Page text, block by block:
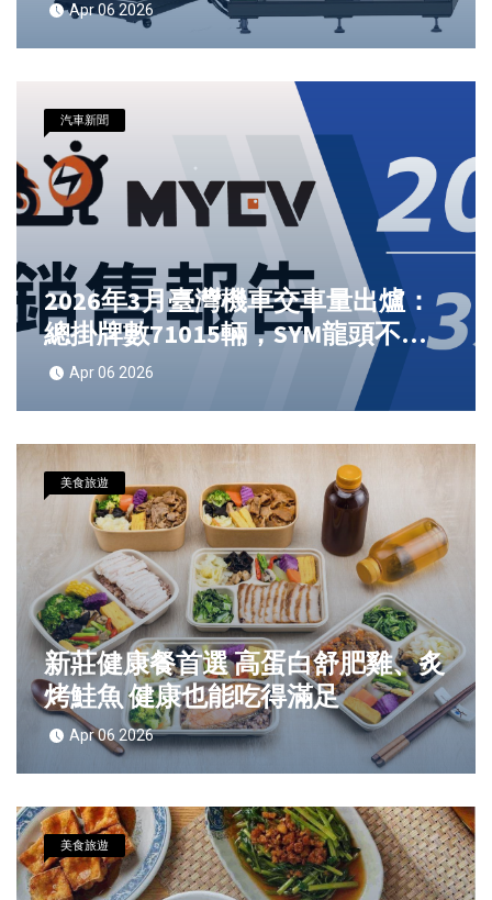
Apr 06 2026
汽車新聞
2026年3月臺灣機車交車量出爐：
總掛牌數71015輛，SYM龍頭不
變，Kymco新K1 150登頂銷售冠
軍，Gogoro電動車回溫重返成長
Apr 06 2026
美食旅遊
新莊健康餐首選 高蛋白舒肥雞、炙
烤鮭魚 健康也能吃得滿足
Apr 06 2026
美食旅遊